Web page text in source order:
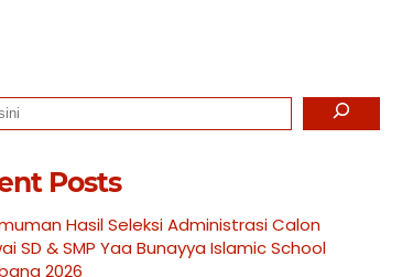
Posts
Hasil Seleksi Administrasi Calon
SD & SMP Yaa Bunayya Islamic School
2026